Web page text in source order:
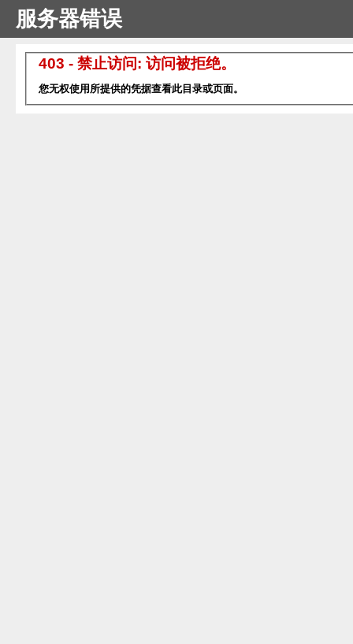
服务器错误
403 - 禁止访问: 访问被拒绝。
您无权使用所提供的凭据查看此目录或页面。